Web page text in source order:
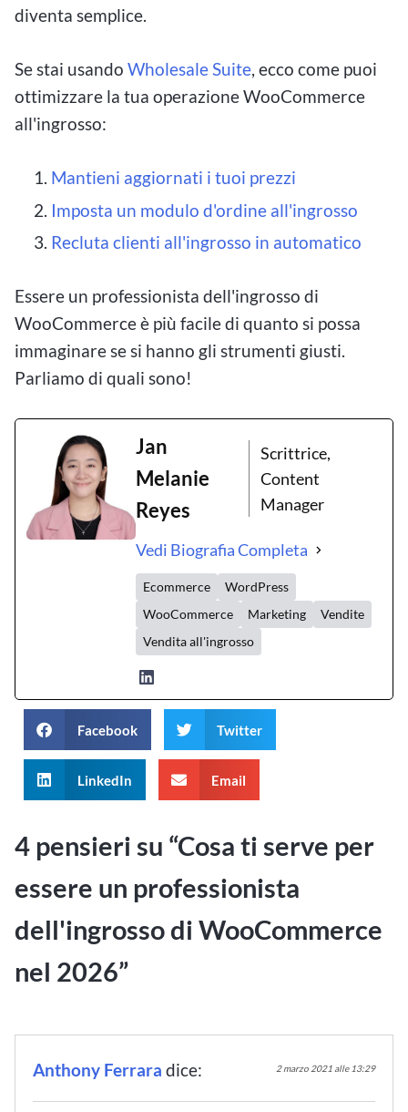
diventa semplice.
Se stai usando Wholesale Suite, ecco come puoi
ottimizzare la tua operazione WooCommerce
all'ingrosso:
Mantieni aggiornati i tuoi prezzi
Imposta un modulo d'ordine all'ingrosso
Recluta clienti all'ingrosso in automatico
Essere un professionista dell'ingrosso di
WooCommerce è più facile di quanto si possa
immaginare se si hanno gli strumenti giusti.
Parliamo di quali sono!
Jan
Melanie
Reyes
Scrittrice,
Content
Manager
Vedi Biografia Completa
Ecommerce
WordPress
WooCommerce
Marketing
Vendite
Vendita all'ingrosso
Facebook Twitter
LinkedIn Email
4 pensieri su “Cosa ti serve per
essere un professionista
dell'ingrosso di WooCommerce
nel 2026”
Anthony Ferrara dice: 2 marzo 2021 alle 13:29